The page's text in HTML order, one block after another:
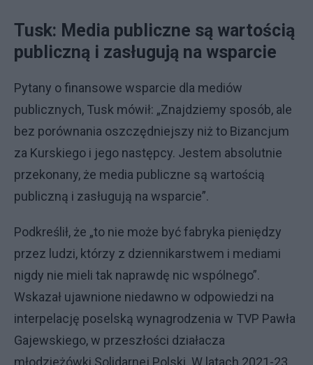
Tusk: Media publiczne są wartością
publiczną i zasługują na wsparcie
Pytany o finansowe wsparcie dla mediów
publicznych, Tusk mówił: „Znajdziemy sposób, ale
bez porównania oszczędniejszy niż to Bizancjum
za Kurskiego i jego następcy. Jestem absolutnie
przekonany, że media publiczne są wartością
publiczną i zasługują na wsparcie”.
Podkreślił, że „to nie może być fabryka pieniędzy
przez ludzi, którzy z dziennikarstwem i mediami
nigdy nie mieli tak naprawdę nic wspólnego”.
Wskazał ujawnione niedawno w odpowiedzi na
interpelację poselską wynagrodzenia w TVP Pawła
Gajewskiego, w przeszłości działacza
młodzieżówki Solidarnej Polski. W latach 2021-23